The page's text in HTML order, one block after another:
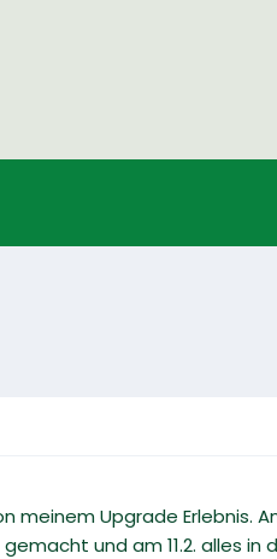
meinem Upgrade Erlebnis.
und am 11.2. alles in